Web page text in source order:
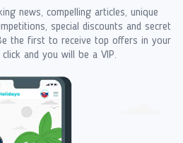
news, compelling articles, unique
special discounts and secret
the first to receive top offers in your
and you will be a VIP.